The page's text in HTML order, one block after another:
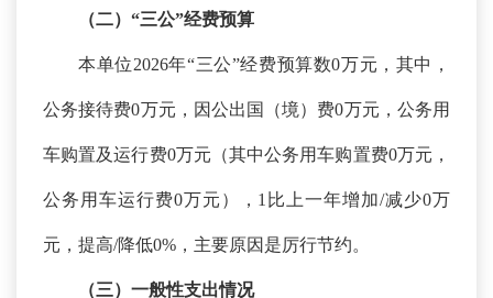
（二） “三公”经费预算
本单位2026年“三公”经费预算数0万元，其中，
公务接待费0万元，因公出国（境）费0万元，公务用
车购置及运行费0万元（其中公务用车购置费0万元，
公务用车运行费0万元），1比上一年增加/减少0万
元，提高/降低0%，主要原因是厉行节约。
（三）一般性支出情况